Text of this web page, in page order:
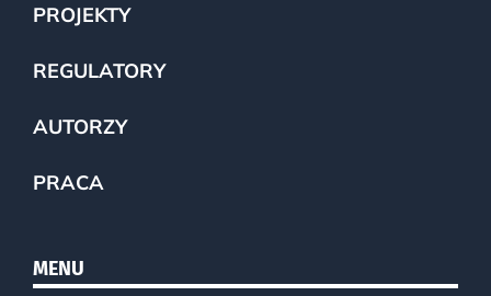
PROJEKTY
REGULATORY
AUTORZY
PRACA
MENU